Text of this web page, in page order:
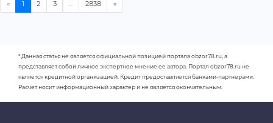
* Данная статья не является официальной позицией портала obzor78.ru, а
представляет собой личное экспертное мнение ее автора. Портал obzor78.ru не
является кредитной организацией. Кредит предоставляется банками-партнерами.
Расчет носит информационный характер и не является окончательным.